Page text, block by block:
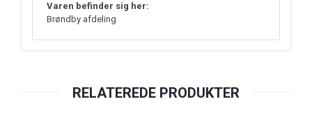
Varen befinder sig her:
Brøndby afdeling
RELATEREDE PRODUKTER